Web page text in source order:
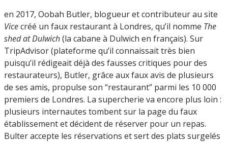
en 2017, Oobah Butler, blogueur et contributeur au site
Vicecréé un faux restaurant à Londres, qu’il nomme The
shed at Dulwich(la cabane à Dulwich en français). Sur
TripAdvisor (plateforme qu’il connaissait très bien
puisqu’il rédigeait déjà des fausses critiques pour des
restaurateurs), Butler, grâce aux faux avis de plusieurs
de ses amis, propulse son “restaurant” parmi les 10 000
premiers de Londres. La supercherie va encore plus loin :
plusieurs internautes tombent sur la page du faux
établissement et décident de réserver pour un repas.
Bulter accepte les réservations et sert des plats surgelés